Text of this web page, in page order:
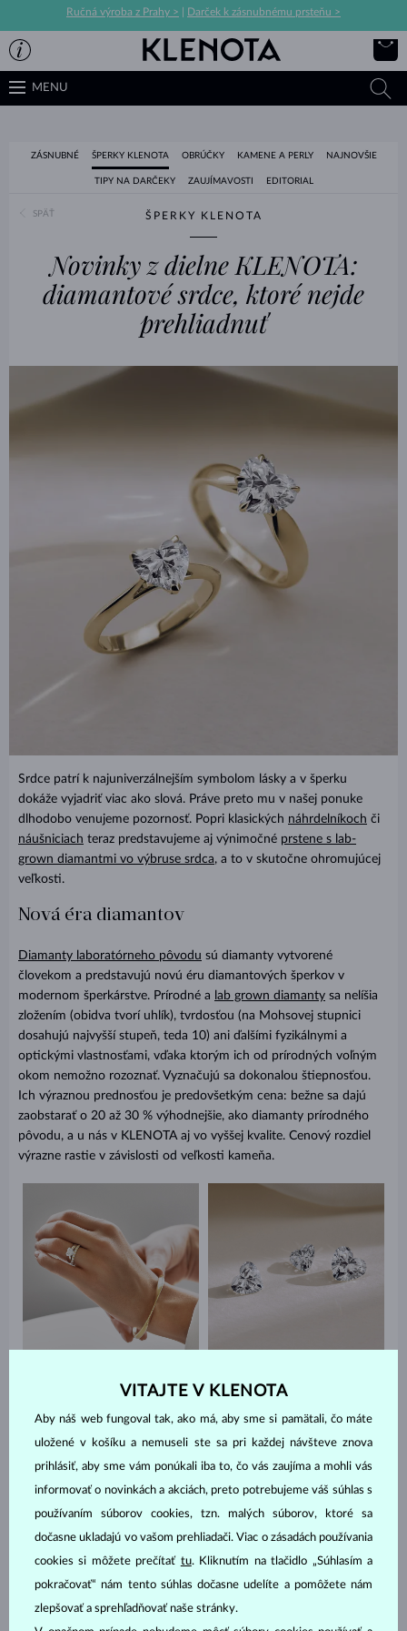
Ručná výroba z Prahy > Darček k zásnubnému prsteňu >
MENU
ZÁSNUBNÉ ŠPERKY KLENOTA OBRÚČKY KAMENE A PERLY NAJNOVŠIE
TIPY NA DARČEKY ZAUJÍMAVOSTI EDITORIAL
SPÄŤ ŠPERKY KLENOTA
Novinky z dielne KLENOTA:
diamantové srdce, ktoré nejde
prehliadnuť
Srdce patrí k najuniverzálnejším symbolom lásky a v šperku
dokáže vyjadriť viac ako slová. Práve preto mu v našej ponuke
dlhodobo venujeme pozornosť. Popri klasických náhrdelníkoch či
náušniciach teraz predstavujeme aj výnimočné prstene s lab-
grown diamantmi vo výbruse srdca, a to v skutočne ohromujúcej
veľkosti.
Nová éra diamantov
Diamanty laboratórneho pôvodu sú diamanty vytvorené
človekom a predstavujú novú éru diamantových šperkov v
modernom šperkárstve. Prírodné a lab grown diamanty sa nelíšia
zložením (obidva tvorí uhlík), tvrdosťou (na Mohsovej stupnici
dosahujú najvyšší stupeň, teda 10) ani ďalšími fyzikálnymi a
optickými vlastnosťami, vďaka ktorým ich od prírodných voľným
okom nemožno rozoznať. Vyznačujú sa dokonalou štiepnosťou.
Ich výraznou prednosťou je predovšetkým cena: bežne sa dajú
zaobstarať o 20 až 30 % výhodnejšie, ako diamanty prírodného
pôvodu, a u nás v KLENOTA aj vo vyššej kvalite. Cenový rozdiel
výrazne rastie v závislosti od veľkosti kameňa.
PREČÍTAŤ VIAC O LAB GROWN DIAMANTOCH
Najväčšie diamantové srdce od srdca
Naše nové Lab grown diamanty v tvare srdca s váhou 1 ct a 1,5 ct
slovenskom trhu nájsť, a právom si zaslúžia pozornosť. Výnimočné
nie sú iba svojou veľkosťou, ale aj kvalitou. Práve priaznivejšia
obstarávacia cena laboratórnych diamantov umožňuje pracovať s
kameňmi veľmi vysokej čistoty aj kvality farby a výbrusu. Osadenie
takto výrazného diamantu do prsteňa potom vyžaduje vysokú
VITAJTE V KLENOTA
Aby náš web fungoval tak, ako má, aby sme si pamätali, čo máte
uložené v košíku a nemuseli ste sa pri každej návšteve znova
prihlásiť, aby sme vám ponúkali iba to, čo vás zaujíma a mohli vás
informovať o novinkách a akciách, preto potrebujeme váš súhlas s
používaním súborov cookies, tzn. malých súborov, ktoré sa
dočasne ukladajú vo vašom prehliadači. Viac o zásadách používania
cookies si môžete prečítať tu. Kliknutím na tlačidlo „Súhlasím a
pokračovať“ nám tento súhlas dočasne udelíte a pomôžete nám
zlepšovať a sprehľadňovať naše stránky.